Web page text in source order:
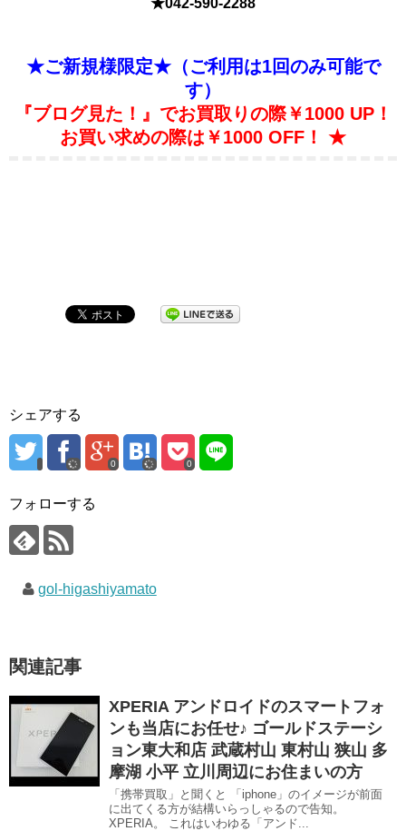
★042-590-2288
★ご新規様限定★（ご利用は1回のみ可能で
す）
『ブログ見た！』でお買取りの際￥1000 UP！
お買い求めの際は￥1000 OFF！ ★
シェアする
0 0
フォローする
gol-higashiyamato
関連記事
XPERIA アンドロイドのスマートフォ
ンも当店にお任せ♪ ゴールドステーシ
ョン東大和店 武蔵村山 東村山 狭山 多
摩湖 小平 立川周辺にお住まいの方
「携帯買取」と聞くと 「iphone」のイメージが前面
に出てくる方が結構いらっしゃるので告知。
XPERIA。 これはいわゆる「アンド...